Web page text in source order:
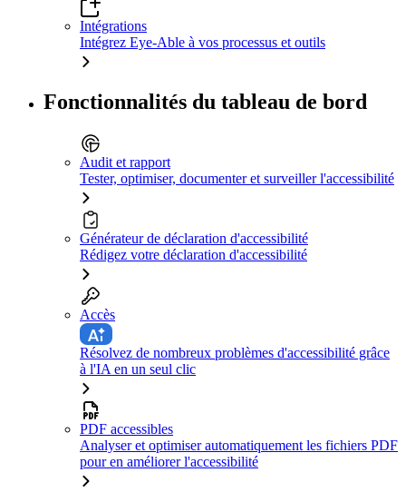
Intégrations
Intégrez Eye-Able à vos processus et outils
Fonctionnalités du tableau de bord
Audit et rapport
Tester, optimiser, documenter et surveiller l'accessibilité
Générateur de déclaration d'accessibilité
Rédigez votre déclaration d'accessibilité
Accès
Résolvez de nombreux problèmes d'accessibilité grâce
à l'IA en un seul clic
PDF accessibles
Analyser et optimiser automatiquement les fichiers PDF
pour en améliorer l'accessibilité